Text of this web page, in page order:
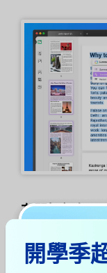
有關如何在
https://
開學季